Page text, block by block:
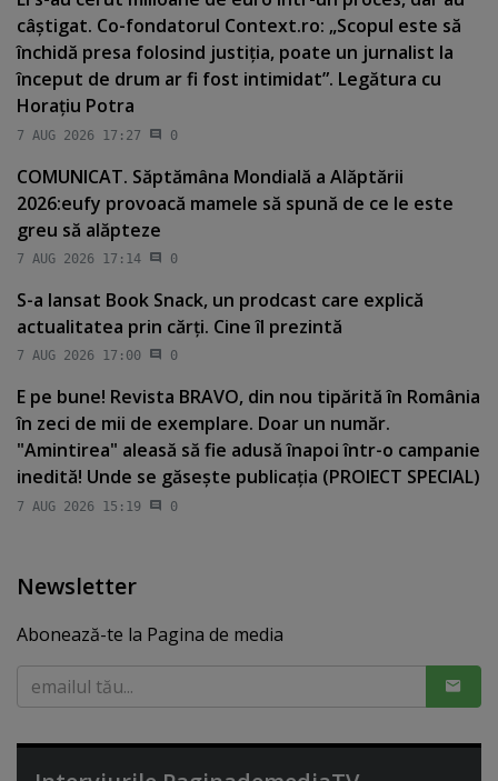
câştigat. Co-fondatorul Context.ro: „Scopul este să
închidă presa folosind justiţia, poate un jurnalist la
început de drum ar fi fost intimidat”. Legătura cu
Horaţiu Potra
7 AUG 2026 17:27 0
COMUNICAT. Săptămâna Mondială a Alăptării
2026:eufy provoacă mamele să spună de ce le este
greu să alăpteze
7 AUG 2026 17:14 0
S-a lansat Book Snack, un prodcast care explică
actualitatea prin cărţi. Cine îl prezintă
7 AUG 2026 17:00 0
E pe bune! Revista BRAVO, din nou tipărită în România
în zeci de mii de exemplare. Doar un număr.
"Amintirea" aleasă să fie adusă înapoi într-o campanie
inedită! Unde se găseşte publicaţia (PROIECT SPECIAL)
7 AUG 2026 15:19 0
Newsletter
Abonează-te la Pagina de media